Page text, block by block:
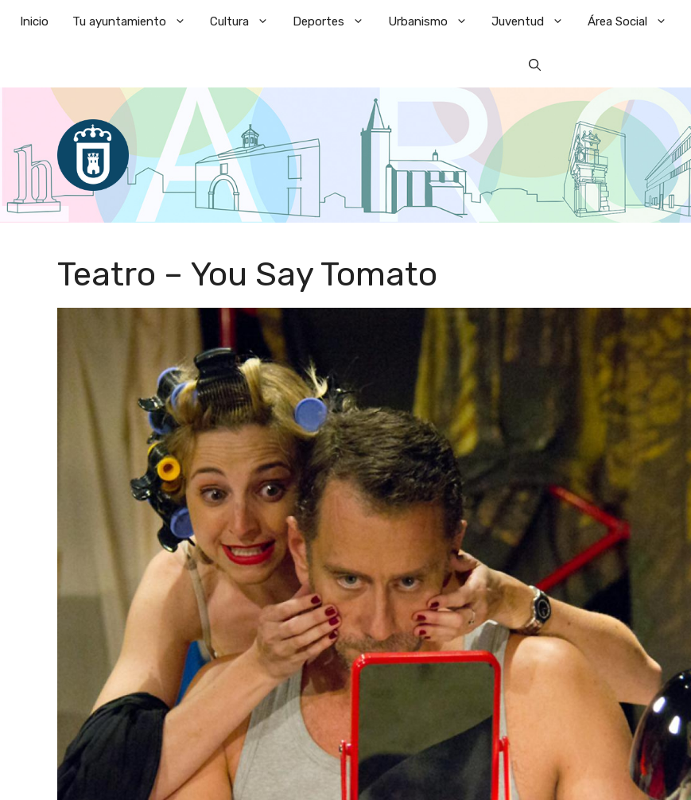
Inicio Tu ayuntamiento Cultura Deportes Urbanismo Juventud Área Social
Teatro – You Say Tomato